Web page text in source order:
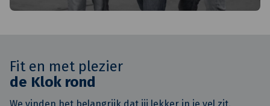
Fit en met plezier
de Klok rond
We vinden het belangrijk dat jij lekker in je vel zit.